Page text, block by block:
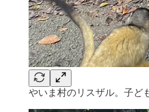
やいま村のリスザル。子ど